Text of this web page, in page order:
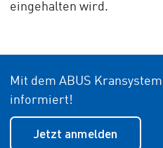
eingehalten wird.
Mit dem ABUS
informiert!
Jetzt anmelden